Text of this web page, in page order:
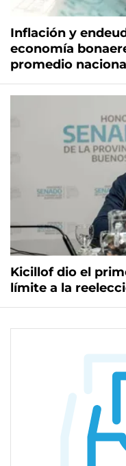
Inflación y
economía
promedio
Kicillof dio el
límite a la